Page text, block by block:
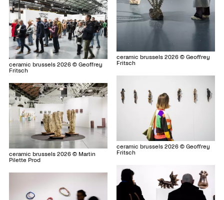
ceramic brussels 2026 © Geoffrey
Fritsch
ceramic brussels 2026 © Geoffrey
Fritsch
ceramic brussels 2026 © Geoffrey
Fritsch
ceramic brussels 2026 © Martin
Pilette Prod